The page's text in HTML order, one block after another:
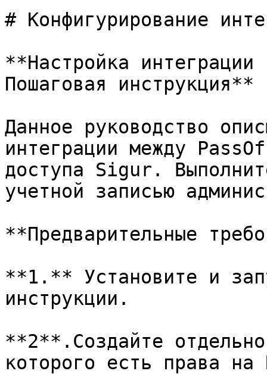
# Конфигурирование
**Настройка
Пошаговая инструкция**
Данное руководство
интеграции между
доступа Sigur.
учетной записью
**Предварительные
**1.** Установите и
инструкции.
**2**.Cоздайте
которого есть права на